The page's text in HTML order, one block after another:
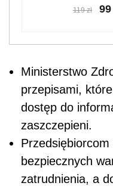
119 zł 99
Ministerstwo
przepisami,
dostęp do
zaszczepieni.
bezpiecznych
zatrudnienia, a